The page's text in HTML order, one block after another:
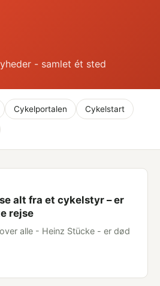
- samlet ét sted
Cykelportalen Cykelstart
alt fra et cykelstyr – er
rejse
alle - Heinz Stücke - er død